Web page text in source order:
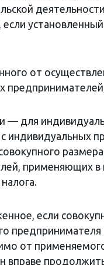
если
от
— для
с индивидуальных
применяющих
если
предпринимателя
от
вправе